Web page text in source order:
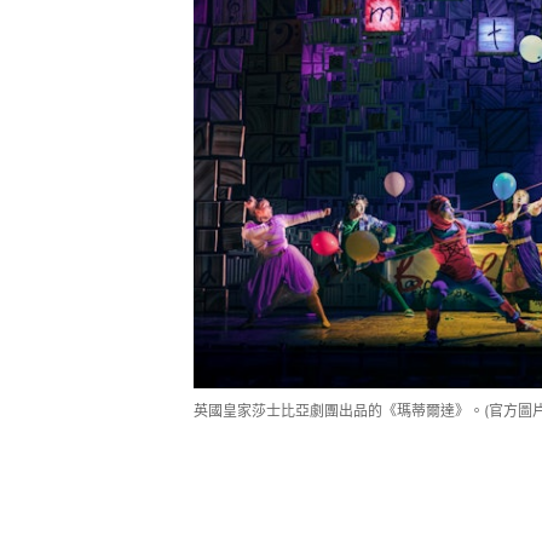
英國皇家莎士比亞劇團出品的《瑪蒂爾達》。(官方圖